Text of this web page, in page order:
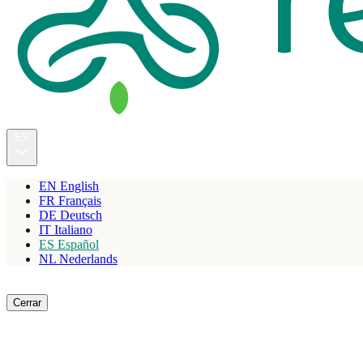
EN English
FR Français
DE Deutsch
IT Italiano
ES Español
NL Nederlands
Cerrar